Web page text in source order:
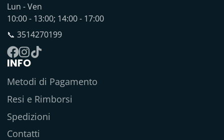
Lun - Ven
10:00 - 13:00; 14:00 - 17:00
📞 3514270199
Facebook
Instagram
TikTok
INFO
Metodi di Pagamento
Resi e Rimborsi
Spedizioni
Contatti